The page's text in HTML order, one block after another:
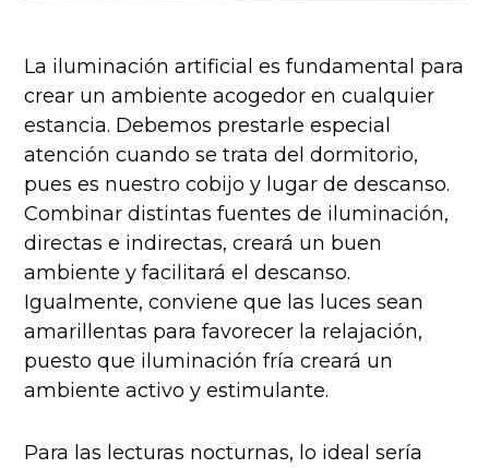
La iluminación artificial es fundamental para
crear un ambiente acogedor en cualquier
estancia. Debemos prestarle especial
atención cuando se trata del dormitorio,
pues es nuestro cobijo y lugar de descanso.
Combinar distintas fuentes de iluminación,
directas e indirectas, creará un buen
ambiente y facilitará el descanso.
Igualmente, conviene que las luces sean
amarillentas para favorecer la relajación,
puesto que iluminación fría creará un
ambiente activo y estimulante.
Para las lecturas nocturnas, lo ideal sería